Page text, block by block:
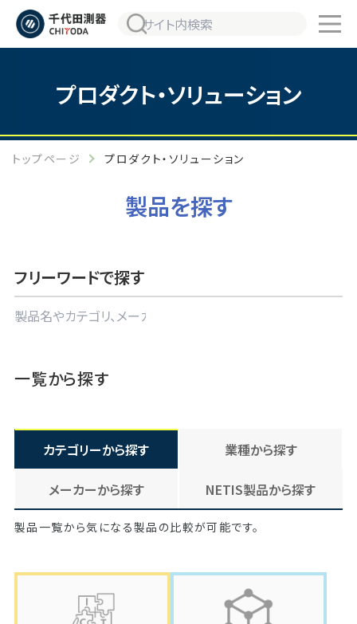
プロダクト・ソリューション
トップページ プロダクト・ソリューション
製品を探す
フリーワードで探す
一覧から探す
カテゴリーから探す 業種から探す
メーカーから探す NETIS製品から探す
製品一覧から気になる製品の比較が可能です。